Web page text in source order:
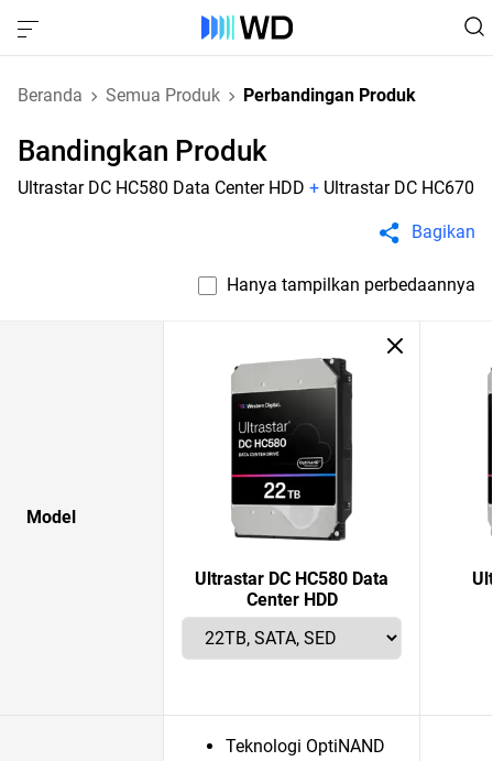
Beranda Semua Produk Perbandingan Produk
Bandingkan Produk
Ultrastar DC HC580 Data Center HDD + Ultrastar DC HC670
Bagikan
Hanya tampilkan perbedaannya
Model
Ultrastar DC HC580 Data
Center HDD
Teknologi OptiNAND